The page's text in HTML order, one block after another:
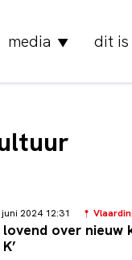
media ▼ dit is
2024 12:31
over nieuw